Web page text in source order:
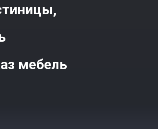
мебель